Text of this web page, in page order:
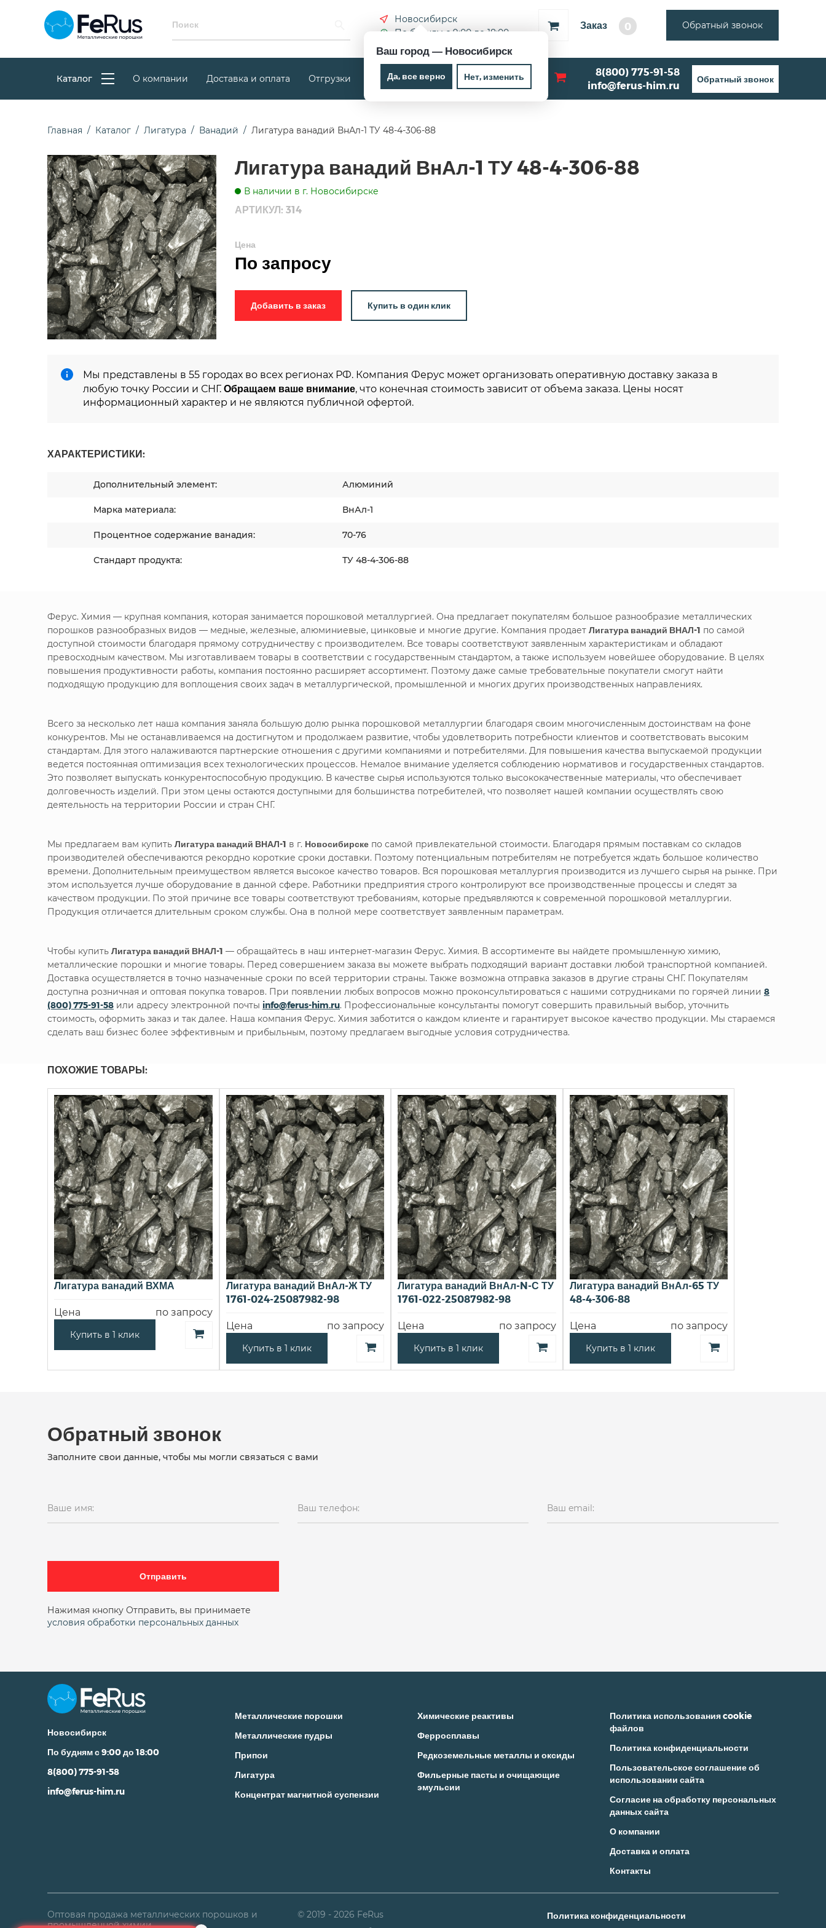
Новосибирск
Ваш город — Новосибирск
Да, все верно Нет, изменить
По будням с 9:00 до 18:00
Заказ 0 Обратный звонок
Каталог О компании Доставка и оплата Отгрузки Новости Контакты
8(800) 775-91-58
info@ferus-him.ru
Обратный звонок
Главная Каталог Лигатура Ванадий Лигатура ванадий ВнАл-1 ТУ 48-4-306-88
Лигатура ванадий ВнАл-1 ТУ 48-4-306-88
В наличии в г. Новосибирске
АРТИКУЛ: 314
Цена
По запросу
Добавить в заказ Купить в один клик
Мы представлены в 55 городах во всех регионах РФ. Компания Ферус может организовать оперативную доставку заказа в
любую точку России и СНГ. Обращаем ваше внимание, что конечная стоимость зависит от объема заказа. Цены носят
информационный характер и не являются публичной офертой.
ХАРАКТЕРИСТИКИ:
Дополнительный элемент: Алюминий
Марка материала: ВнАл-1
Процентное содержание ванадия: 70-76
Стандарт продукта: ТУ 48-4-306-88
Ферус. Химия — крупная компания, которая занимается порошковой металлургией. Она предлагает покупателям большое разнообразие металлических
порошков разнообразных видов — медные, железные, алюминиевые, цинковые и многие другие. Компания продает Лигатура ванадий ВНАЛ-1 по самой
доступной стоимости благодаря прямому сотрудничеству с производителем. Все товары соответствуют заявленным характеристикам и обладают
превосходным качеством. Мы изготавливаем товары в соответствии с государственным стандартом, а также используем новейшее оборудование. В целях
повышения продуктивности работы, компания постоянно расширяет ассортимент. Поэтому даже самые требовательные покупатели смогут найти
подходящую продукцию для воплощения своих задач в металлургической, промышленной и многих других производственных направлениях.
Всего за несколько лет наша компания заняла большую долю рынка порошковой металлургии благодаря своим многочисленным достоинствам на фоне
конкурентов. Мы не останавливаемся на достигнутом и продолжаем развитие, чтобы удовлетворить потребности клиентов и соответствовать высоким
стандартам. Для этого налаживаются партнерские отношения с другими компаниями и потребителями. Для повышения качества выпускаемой продукции
ведется постоянная оптимизация всех технологических процессов. Немалое внимание уделяется соблюдению нормативов и государственных стандартов.
Это позволяет выпускать конкурентоспособную продукцию. В качестве сырья используются только высококачественные материалы, что обеспечивает
долговечность изделий. При этом цены остаются доступными для большинства потребителей, что позволяет нашей компании осуществлять свою
деятельность на территории России и стран СНГ.
Мы предлагаем вам купить Лигатура ванадий ВНАЛ-1 в г. Новосибирске по самой привлекательной стоимости. Благодаря прямым поставкам со складов
производителей обеспечиваются рекордно короткие сроки доставки. Поэтому потенциальным потребителям не потребуется ждать большое количество
времени. Дополнительным преимуществом является высокое качество товаров. Вся порошковая металлургия производится из лучшего сырья на рынке. При
этом используется лучше оборудование в данной сфере. Работники предприятия строго контролируют все производственные процессы и следят за
качеством продукции. По этой причине все товары соответствуют требованиям, которые предъявляются к современной порошковой металлургии.
Продукция отличается длительным сроком службы. Она в полной мере соответствует заявленным параметрам.
Чтобы купить Лигатура ванадий ВНАЛ-1 — обращайтесь в наш интернет-магазин Ферус. Химия. В ассортименте вы найдете промышленную химию,
металлические порошки и многие товары. Перед совершением заказа вы можете выбрать подходящий вариант доставки любой транспортной компанией.
Доставка осуществляется в точно назначенные сроки по всей территории страны. Также возможна отправка заказов в другие страны СНГ. Покупателям
доступна розничная и оптовая покупка товаров. При появлении любых вопросов можно проконсультироваться с нашими сотрудниками по горячей линии 8
(800) 775-91-58 или адресу электронной почты info@ferus-him.ru. Профессиональные консультанты помогут совершить правильный выбор, уточнить
стоимость, оформить заказ и так далее. Наша компания Ферус. Химия заботится о каждом клиенте и гарантирует высокое качество продукции. Мы стараемся
сделать ваш бизнес более эффективным и прибыльным, поэтому предлагаем выгодные условия сотрудничества.
ПОХОЖИЕ ТОВАРЫ:
Лигатура ванадий ВХМА
Цена по запросу
Купить в 1 клик
Лигатура ванадий ВнАл-Ж ТУ
1761-024-25087982-98
Цена по запросу
Купить в 1 клик
Лигатура ванадий ВнАл-N-С ТУ
1761-022-25087982-98
Цена по запросу
Купить в 1 клик
Лигатура ванадий ВнАл-65 ТУ
48-4-306-88
Цена по запросу
Купить в 1 клик
Обратный звонок
Заполните свои данные, чтобы мы могли связаться с вами
Ваше имя: Ваш телефон: Ваш email:
Отправить
Нажимая кнопку Отправить, вы принимаете
условия обработки персональных данных
Новосибирск
По будням с 9:00 до 18:00
8(800) 775-91-58
info@ferus-him.ru
Металлические порошки
Металлические пудры
Припои
Лигатура
Концентрат магнитной суспензии
Химические реактивы
Ферросплавы
Редкоземельные металлы и оксиды
Фильерные пасты и очищающие
эмульсии
Политика использования cookie
файлов
Политика конфиденциальности
Пользовательское соглашение об
использовании сайта
Согласие на обработку персональных
данных сайта
О компании
Доставка и оплата
Контакты
Оптовая продажа металлических порошков и
промышленной химии
© 2019 - 2026 FeRus
Политика конфиденциальности